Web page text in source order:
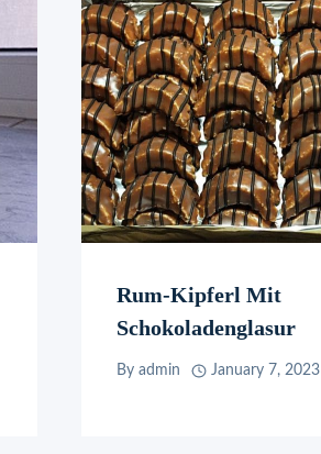
Rum-Kipferl Mit
Schokoladenglasur
By admin January 7, 2023